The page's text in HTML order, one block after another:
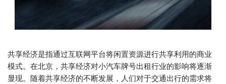
共享经济是指通过互联网平台将闲置资源进行共享利用的商业
模式。在北京，共享经济对小汽车牌号出租行业的影响将逐渐
显现。随着共享经济的不断发展，人们对于交通出行的需求将